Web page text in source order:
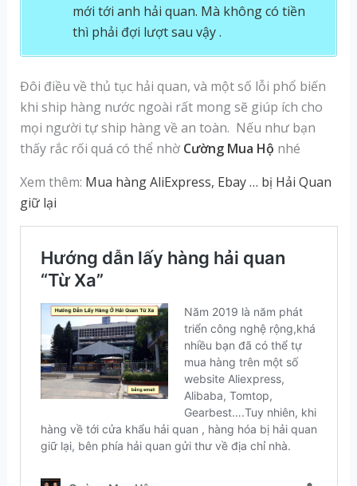
mới tới anh hải quan. Mà không có tiền
thì phải đợi lượt sau vậy .
Đôi điều về thủ tục hải quan, và một số lỗi phổ biến
khi ship hàng nước ngoài rất mong sẽ giúp ích cho
mọi người tự ship hàng về an toàn. Nếu như bạn
thấy rắc rối quá có thể nhờ Cường Mua Hộ nhé
Xem thêm: Mua hàng AliExpress, Ebay … bị Hải Quan
giữ lại